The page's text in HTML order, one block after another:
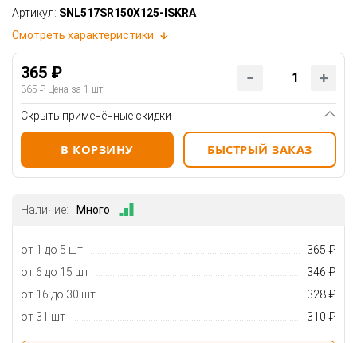
Артикул: SNL517SR150X125-ISKRA
Смотреть характеристики
365 ₽
365 ₽ Цена за 1 шт
Скрыть применённые скидки
В КОРЗИНУ БЫСТРЫЙ ЗАКАЗ
Наличие: Много
от 1 до 5 шт
365 ₽
от 6 до 15 шт
346 ₽
от 16 до 30 шт
328 ₽
от 31 шт
310 ₽